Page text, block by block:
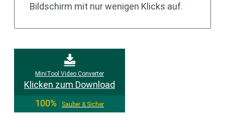
Bildschirm mit nur wenigen Klicks auf.
MiniTool Video Converter
Klicken zum Download
100%
Sauber & Sicher